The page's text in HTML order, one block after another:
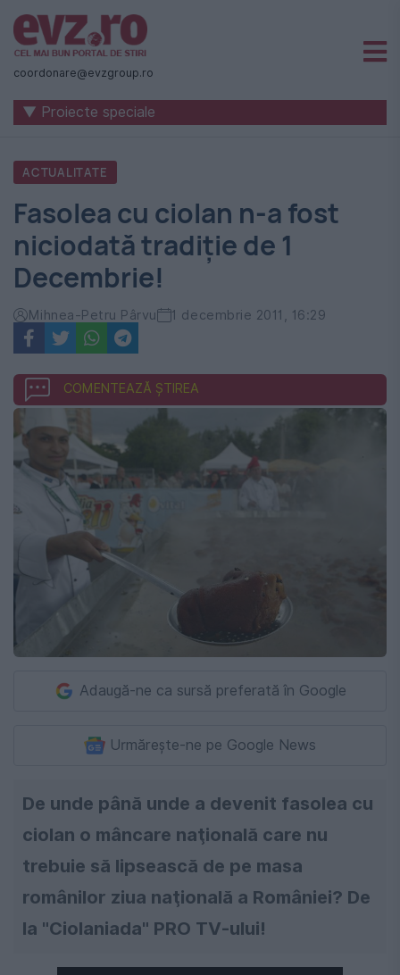
Știri
naționale
internaționale
România
-
Evenimentul
Zilei
coordonare@evzgroup.ro
▼ Proiecte speciale
ACTUALITATE
Fasolea cu ciolan n-a fost
niciodată tradiţie de 1
Decembrie!
Mihnea-Petru Pârvu 1 decembrie 2011, 16:29
COMENTEAZĂ ȘTIREA
Adaugă-ne ca sursă preferată în Google
Urmărește-ne pe Google News
De unde până unde a devenit fasolea cu
ciolan o mâncare naţională care nu
trebuie să lipsească de pe masa
românilor ziua naţională a României? De
la "Ciolaniada" PRO TV-ului!